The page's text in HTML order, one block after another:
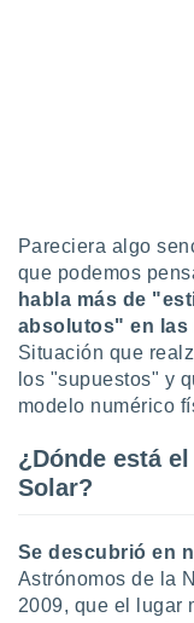
del
de
o a través
de
de
de
con el
e
mediante
Pareciera algo
que podemos
habla más de
absolutos" en las
Situación que
los "supuestos" y
modelo numérico
¿Dónde está
Solar?
Se descubrió en
Astrónomos de la
2009, que el lugar